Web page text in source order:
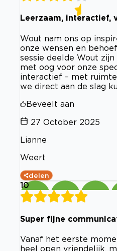
Leerzaam, interactief,
Wout nam ons op
onze wensen en
sessie deelde Wout
met oog voor onze
interactief – met
we direct aan de slag
Beveelt aan
27 October 2025
Lianne
Weert
delen
10
Super fijne
Vanaf het eerste
heel open vriendelijk,